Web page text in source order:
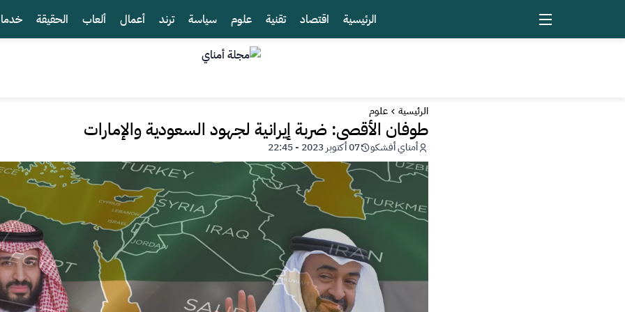
الرئيسية اقتصاد تقنية علوم سياسة ترند أعمال ألعاب الحقيقة
الرئيسية علوم
طوفان الأقصى: ضربة إيرانية لجهود السعودية والإمارات
أمناي أفشكو 07 أكتوبر 2023 - 22:45